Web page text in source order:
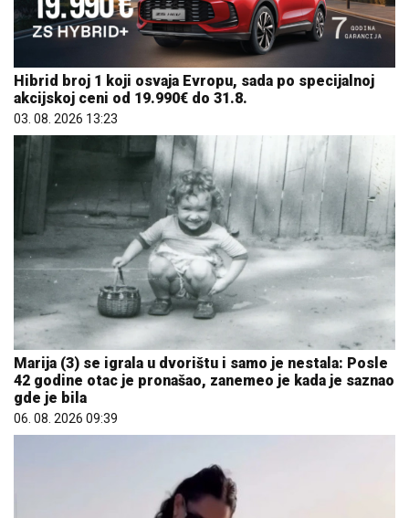
Hibrid broj 1 koji osvaja Evropu, sada po specijalnoj
akcijskoj ceni od 19.990€ do 31.8.
03. 08. 2026 13:23
Marija (3) se igrala u dvorištu i samo je nestala: Posle
42 godine otac je pronašao, zanemeo je kada je saznao
gde je bila
06. 08. 2026 09:39